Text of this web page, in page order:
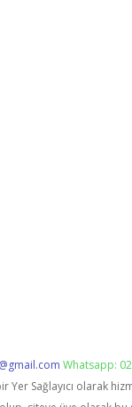
Whatsapp:
Yer Sağlayıcı